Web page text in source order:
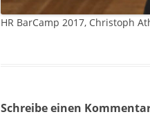
HR BarCamp 2017, Christoph
Schreibe einen